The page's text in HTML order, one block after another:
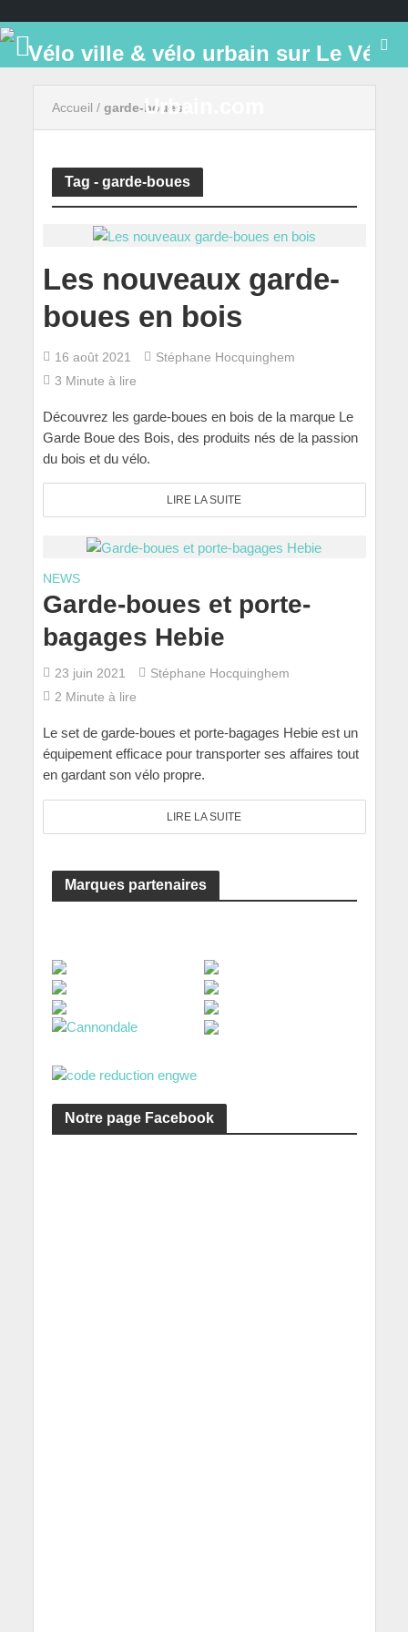
Accueil / garde-boues
Tag - garde-boues
Les nouveaux garde-
boues en bois
16 août 2021
Stéphane Hocquinghem
3 Minute à lire
Découvrez les garde-boues en bois de la marque Le
Garde Boue des Bois, des produits nés de la passion
du bois et du vélo.
LIRE LA SUITE
NEWS
Garde-boues et porte-
bagages Hebie
23 juin 2021
Stéphane Hocquinghem
2 Minute à lire
Le set de garde-boues et porte-bagages Hebie est un
équipement efficace pour transporter ses affaires tout
en gardant son vélo propre.
LIRE LA SUITE
Marques partenaires
Notre page Facebook